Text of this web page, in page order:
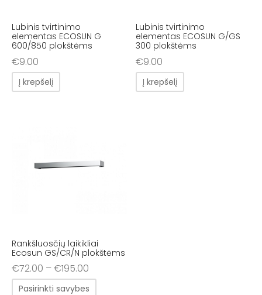
Lubinis tvirtinimo
elementas ECOSUN G
600/850 plokštėms
€9.00
Į krepšelį
Lubinis tvirtinimo
elementas ECOSUN G/GS
300 plokštėms
€9.00
Į krepšelį
Rankšluosčių laikikliai
Ecosun GS/CR/N plokštėms
€72.00 –€195.00
Pasirinkti savybes